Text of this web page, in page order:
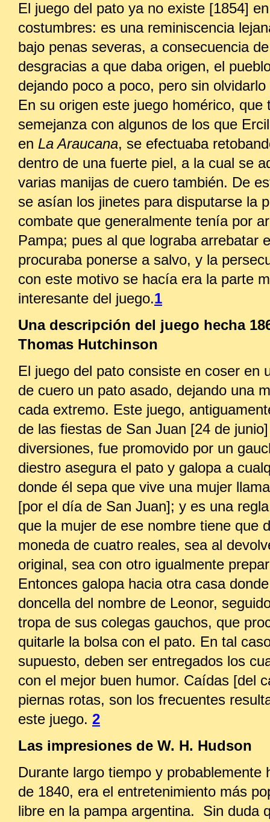
El juego del pato ya no existe [1854]
costumbres: es una reminiscencia
bajo penas severas, a consecuencia
desgracias a que daba origen, el
dejando poco a poco, pero sin
En su origen este juego homérico, que
semejanza con algunos de los que
en La Araucana, se efectuaba
dentro de una fuerte piel, a la cual se
varias manijas de cuero también. De
se asían los jinetes para disputarse la
combate que generalmente tenía por
Pampa; pues al que lograba arrebatar
procuraba ponerse a salvo, y la
con este motivo se hacía era la parte
interesante del juego.1
Una descripción del juego hecha
Thomas Hutchinson
El juego del pato consiste en coser en
de cuero un pato asado, dejando una
cada extremo. Este juego,
de las fiestas de San Juan [24 de
diversiones, fue promovido por un
diestro asegura el pato y galopa a
donde él sepa que vive una mujer
[por el día de San Juan]; y es una
que la mujer de ese nombre tiene que
moneda de cuatro reales, sea al
original, sea con otro igualmente
Entonces galopa hacia otra casa
doncella del nombre de Leonor,
tropa de sus colegas gauchos, que
quitarle la bolsa con el pato. En tal
supuesto, deben ser entregados los
con el mejor buen humor. Caídas [del
piernas rotas, son los frecuentes
este juego. 2
Las impresiones de W. H. Hudson
Durante largo tiempo y probablemente
de 1840, era el entretenimiento más
libre en la pampa argentina. Sin duda